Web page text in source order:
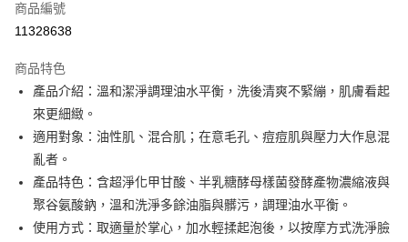
信用卡分期付款
合作金庫商業銀行
華南商業銀行
彰化商業銀行
上海商業儲蓄銀行
國泰世華商業銀行
兆豐國際商業銀行
臺灣中小企業銀行
匯豐（台灣）商業銀行
華泰商業銀行
聯邦商業銀行
遠東國際商業銀行
元大商業銀行
永豐商業銀行
玉山商業銀行
星展（台灣）商業銀行
超商取貨付款
LINE Pay
Apple Pay
悠遊付
商品編號
11328638
商品特色
產品介紹：溫和潔淨調理油水平衡，洗後清爽不緊繃，肌膚看起
來更細緻。
適用對象：油性肌、混合肌；在意毛孔、痘痘肌與壓力大作息混
亂者。
產品特色：含超淨化甲甘酸、半乳糖酵母樣菌發酵產物濃縮液與
聚谷氨酸鈉，溫和洗淨多餘油脂與髒污，調理油水平衡。
使用方式：取適量於掌心，加水輕揉起泡後，以按摩方式洗淨臉